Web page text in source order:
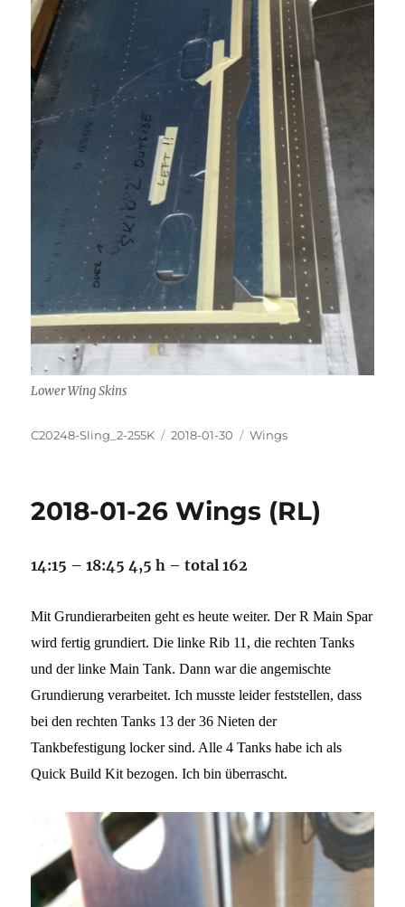
Lower Wing Skins
Autor
C20248-Sling_2-255K
Veröffentlicht
2018-01-30 Kategorien
Wings
2018-01-26 Wings (RL)
14:15 – 18:45 4,5 h – total 162
Mit Grundierarbeiten geht es heute weiter. Der R Main Spar
wird fertig grundiert. Die linke Rib 11, die rechten Tanks
und der linke Main Tank. Dann war die angemischte
Grundierung verarbeitet. Ich musste leider feststellen, dass
bei den rechten Tanks 13 der 36 Nieten der
Tankbefestigung locker sind. Alle 4 Tanks habe ich als
Quick Build Kit bezogen. Ich bin überrascht.